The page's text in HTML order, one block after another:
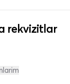
rekvizitlar